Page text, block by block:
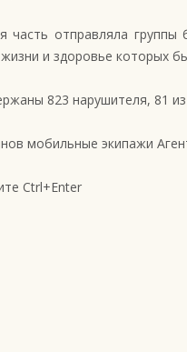
часть отправляла
и здоровье которых
823 нарушителя, 81
мобильные экипажи
Ctrl+Enter